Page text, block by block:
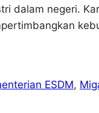
dalam negeri.
ESDM,